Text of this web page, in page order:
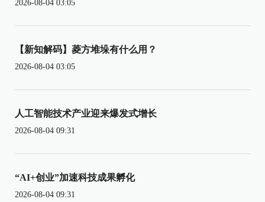
2026-08-04 03:05
【新知解码】菱方堆垛有什么用？
2026-08-04 03:05
人工智能技术产业迎来爆发式增长
2026-08-04 09:31
“AI+创业”加速科技成果孵化
2026-08-04 09:31